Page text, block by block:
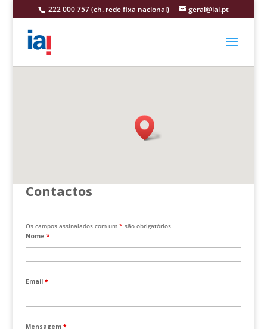
222 000 757 (ch. rede fixa nacional) geral@iai.pt
Contactos
Os campos assinalados com um * são obrigatórios
Nome *
Email *
Mensagem *